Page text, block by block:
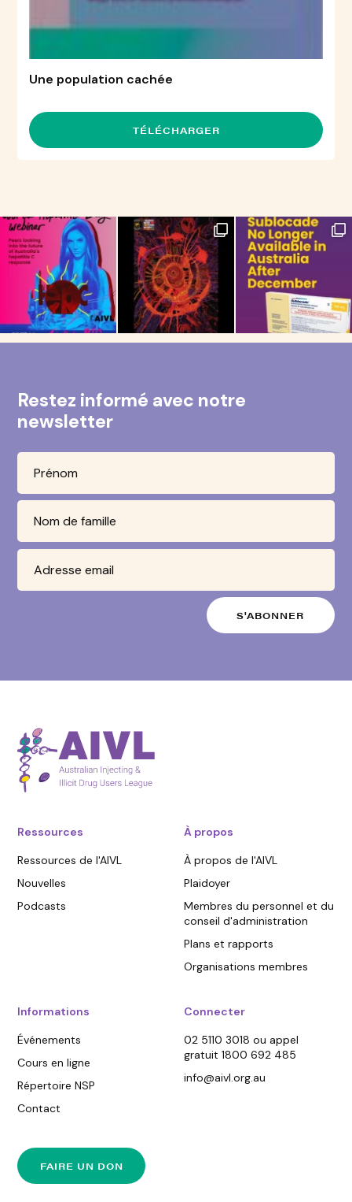
Une population cachée
TÉLÉCHARGER
Restez informé avec notre
newsletter
Ressources
Ressources de l'AIVL
Nouvelles
Podcasts
À propos
À propos de l'AIVL
Plaidoyer
Membres du personnel et du
conseil d'administration
Plans et rapports
Organisations membres
Informations
Événements
Cours en ligne
Répertoire NSP
Contact
Connecter
02 5110 3018 ou appel
gratuit 1800 692 485
info@aivl.org.au
FAIRE UN DON